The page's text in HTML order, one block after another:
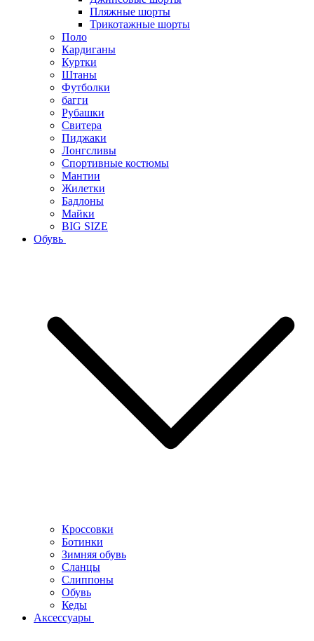
Пляжные шорты
Трикотажные шорты
Поло
Кардиганы
Куртки
Штаны
Футболки
багги
Рубашки
Свитера
Пиджаки
Лонгсливы
Спортивные костюмы
Мантии
Жилетки
Бадлоны
Майки
BIG SIZE
Обувь
Кроссовки
Ботинки
Зимняя обувь
Сланцы
Слиппоны
Обувь
Кеды
Аксессуары